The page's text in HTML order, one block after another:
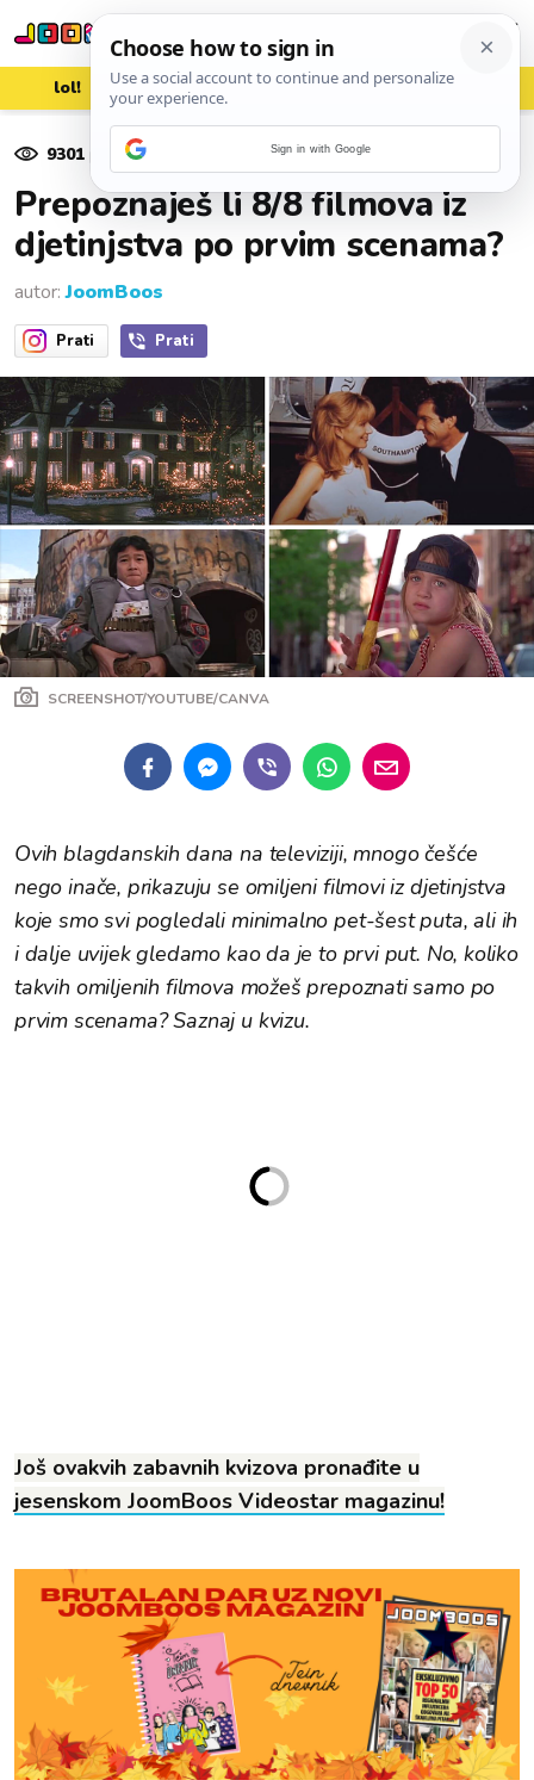
lol! aww vrh! woot?!
9301 pregleda
Prepoznaješ li 8/8 filmova iz
djetinjstva po prvim scenama?
autor:JoomBoos
Prati Prati
SCREENSHOT/YOUTUBE/CANVA
Ovih blagdanskih dana na televiziji, mnogo češće
nego inače, prikazuju se omiljeni filmovi iz djetinjstva
koje smo svi pogledali minimalno pet-šest puta, ali ih
i dalje uvijek gledamo kao da je to prvi put. No, koliko
takvih omiljenih filmova možeš prepoznati samo po
prvim scenama? Saznaj u kvizu.
Još ovakvih zabavnih kvizova pronađite u
jesenskom JoomBoos Videostar magazinu!
Sign in with Google